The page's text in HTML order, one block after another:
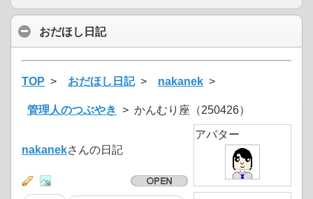
おだほし日記
TOP > おだほし日記> nakanek >
管理人のつぶやき > かんむり座（250426）
nakanekさんの日記
アバター